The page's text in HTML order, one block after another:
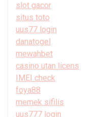
slot gacor
situs toto
uus77 login
danatogel
mewahbet
casino utan licens
IMEI check
foya88
memek sifilis
uus777 login